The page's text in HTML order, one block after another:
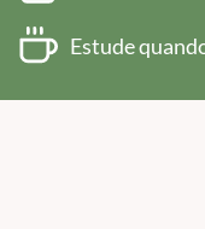
Estude